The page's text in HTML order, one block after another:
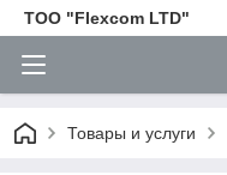
ТОО "Flexcom LTD"
Товары и услуги